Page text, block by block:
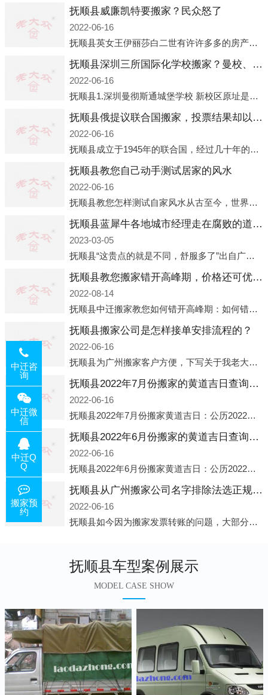
抚顺县威廉凯特要搬家？民众怒了
2022-06-16
抚顺县英女王伊丽莎白二世有许许多多的房产，遍布英国各地。而作为英女王的亲孙子、未来的英国国王，威廉王子自然也能享受到女王的房产。目前，威廉凯特以及三个孩子有两个经常居住的地点，一处是位于伦敦的肯辛顿宫，一处
抚顺县深圳三所国际化学校搬家？曼校、QSI、南山中英文搬走了
2022-06-16
抚顺县1.深圳曼彻斯通城堡学校 新校区原址是蛇口国际据悉，此次曼彻斯通城堡学校搬迁到蛇口新校区的开办与蛇口外籍人员子女学校（蛇口国际）有很大的关联。2021年，太子湾实验部就宣布在2022年正式并入蛇口外籍
抚顺县俄提议联合国搬家，投票结果却以惨败收场
2022-06-16
抚顺县成立于1945年的联合国，经过几十年的发展，如今拥有193个成员国。拥有如此众多会员国的联合国，可以说是世界上最具代表性的国际组织，也是世界上分量最重、有着较高话语权的国际组织。但以美国为首的西方国家
抚顺县教您自己动手测试居家的风水
2022-06-16
抚顺县教您怎样测试自家风水从古至今，世界各地的人们都在研究人在乾坤中的位置以及它们所形成的关系。通过探究季节转换、星象变化，并且在所观测到的自然规律的指导下，人们开始认识到居住在不同住宅中的人，其一生中的财
抚顺县蓝犀牛各地城市经理走在腐败的道路上
2023-03-05
抚顺县“这贵点的就是不同，舒服多了”出自广州运营邓经理的口中。2023年开年刚出来，三个司机（加盟蓝犀牛的个人队伍）便请广州经理去佛山娱乐场所大消费了一次，据知悉一晚消费达一万多，由三人平摊费用，燃鹅这样的
抚顺县教您搬家错开高峰期，价格还可优惠！
2022-08-14
抚顺县中迁搬家教您如何错开高峰期：如何错开高峰期搬家，中迁搬家做了一些电话数据统计和分析，发现市民中午2点左右访问网站的人是最多的，电话咨询是早上9点左右是最多的，预约搬家周六和周日是最多的，网上QQ微
抚顺县搬家公司是怎样接单安排流程的？
2022-06-16
抚顺县为广州搬家客户方便，下写关于我老大众搬家公司接单的流程，九条给搬家朋友参考，了解搬家公司工序，免去搬家时的没有准备好的工作，给您及时快速的搬好家。一．电话咨询：专人接待客户电话咨询，初步了解客户搬 家
抚顺县2022年7月份搬家的黄道吉日查询大全一览表哪天适合搬家好日子
2022-06-16
抚顺县2022年7月份搬家黄道吉日：公历2022年7月6日 农历六月初八 星期三 冲虎(甲寅)公历2022年7月12日 农历六月十四 星期二 冲猴(庚申)公历2022年7月13日 农历六月十五 星期三 冲鸡
抚顺县2022年6月份搬家的黄道吉日查询大全一览表哪天适合搬家好日子
2022-06-16
抚顺县2022年6月份搬家黄道吉日：公历2022年6月1日 农历五月初三 星期三 冲兔(己卯)公历2022年6月4日 农历五月初六 星期六 冲马(壬午)公历2022年6月8日 农历五月初十 星期三 冲狗(丙
抚顺县从广州搬家公司名字排除法选正规公司
2022-06-16
抚顺县如今因为搬家发票转账的问题，大部分搬家公司都已经注册了营业执照，早5年前基本上所谓的搬家公司都是无注册状态也就是无照营业，由于企业注册量大增所以各种企业信息展示平台如雨后春笋般遍地开花，如：天眼查，企
抚顺县车型案例展示
MODEL CASE SHOW
中迁咨
询
中迁微
信
中迁Q
Q
搬家预
约